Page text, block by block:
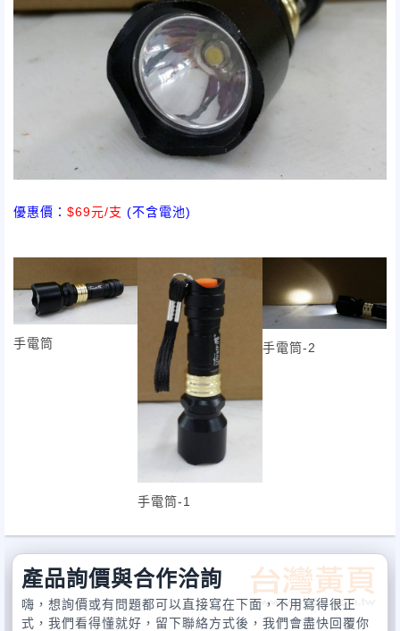
優惠價： $69元/支 (不含電池)
尺寸：約7公分*2.1公分 一體成型鋁殼外觀 超白光 消耗功率:1W
手電筒
手電筒-1
手電筒-2
產品詢價與合作洽詢
嗨，想詢價或有問題都可以直接寫在下面，不用寫得很正
式，我們看得懂就好，留下聯絡方式後，我們會盡快回覆你